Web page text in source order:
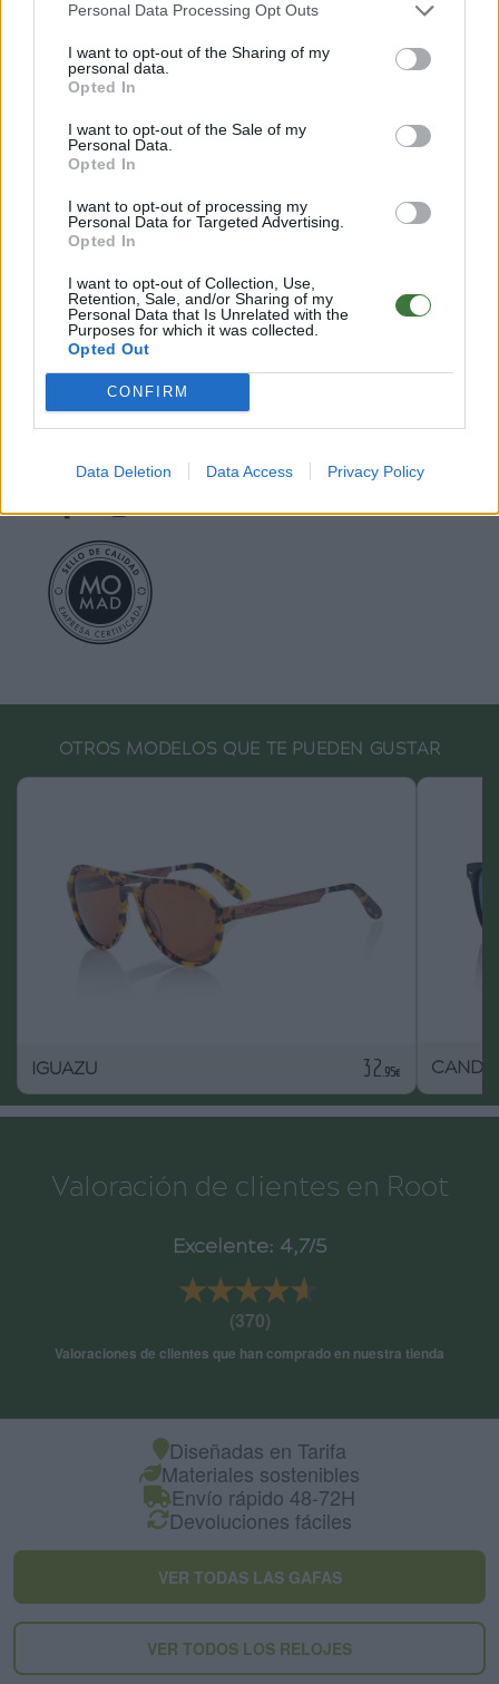
Personal Data Processing Opt Outs
I want to opt-out of the Sharing of my
personal data.
Opted In
I want to opt-out of the Sale of my
Personal Data.
Opted In
I want to opt-out of processing my
Personal Data for Targeted Advertising.
Opted In
I want to opt-out of Collection, Use,
Retention, Sale, and/or Sharing of my
Personal Data that Is Unrelated with the
Purposes for which it was collected.
Opted Out
CONFIRM
Data Deletion Data Access Privacy Policy
Cambio Gratuito
Devoluciones fáciles
Garantía contra defectos
Cuidados y Mantenimiento
FAQ - Preguntas frecuentes
Declaración de conformidad CE
Servicio Postventa
incluidos para todos los destinos o métodos de envío. Introduce el
destino en el paso 2 de la cesta para más información
Root Sunglasses ®Tarifa - Spain
Atención Cliente: +34 956 680 448 (LU-VI 9:00 a 15:00)
-info@rootsunglasses.com
OTROS MODELOS QUE TE PUEDEN GUSTAR
IGUAZU 32 .95€ CANDY
Valoración de clientes en Root
Excelente: 4,7/5
★★★★★
★★★★★
(370)
Valoraciones de clientes que han comprado en nuestra tienda
Diseñadas en Tarifa
Materiales sostenibles
Envío rápido 48-72H
Devoluciones fáciles
VER TODAS LAS GAFAS
VER TODOS LOS RELOJES